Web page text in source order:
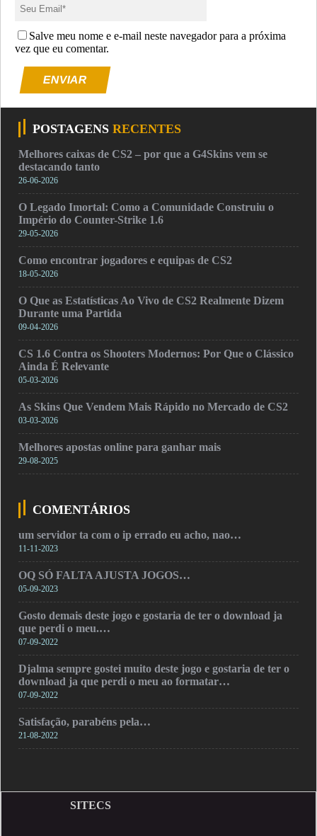
Salve meu nome e e-mail neste navegador para a próxima
vez que eu comentar.
ENVIAR
POSTAGENS RECENTES
Melhores caixas de CS2 – por que a G4Skins vem se
destacando tanto
26-06-2026
O Legado Imortal: Como a Comunidade Construiu o
Império do Counter-Strike 1.6
29-05-2026
Como encontrar jogadores e equipas de CS2
18-05-2026
O Que as Estatísticas Ao Vivo de CS2 Realmente Dizem
Durante uma Partida
09-04-2026
CS 1.6 Contra os Shooters Modernos: Por Que o Clássico
Ainda É Relevante
05-03-2026
As Skins Que Vendem Mais Rápido no Mercado de CS2
03-03-2026
Melhores apostas online para ganhar mais
29-08-2025
COMENTÁRIOS
um servidor ta com o ip errado eu acho, nao…
11-11-2023
OQ SÓ FALTA AJUSTA JOGOS…
05-09-2023
Gosto demais deste jogo e gostaria de ter o download ja
que perdi o meu.…
07-09-2022
Djalma sempre gostei muito deste jogo e gostaria de ter o
download ja que perdi o meu ao formatar…
07-09-2022
Satisfação, parabéns pela…
21-08-2022
SITECS